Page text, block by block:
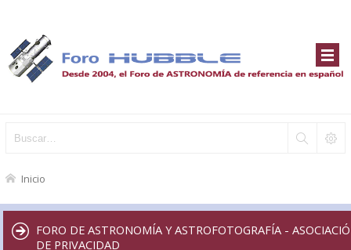
Inicio
FORO DE ASTRONOMÍA Y ASTROFOTOGRAFÍA -
DE PRIVACIDAD